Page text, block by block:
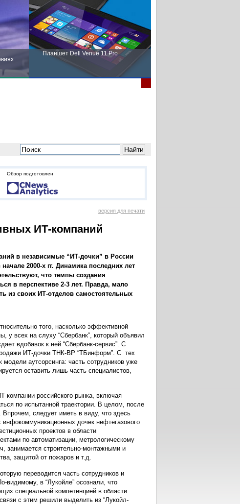
Планшет Dell Venue 11 Pro
Обзор подготовлен
версия для печати
ИТ-компаний
в независимые “ИТ-дочки” в России
2000-х гг. Динамика последних лет
что темпы создания
в перспективе 2-3 лет. Правда, мало
из своих ИТ-отделов самостоятельных
того, насколько эффективной
у всех на слуху “Сбербанк”, который объявил
вдобавок к ней “Сбербанк-сервис”. С
ИТ-дочки ТНК-BP “ТБинформ”. С тех
аутсорсинга: часть сотрудников уже
оставить лишь часть специалистов,
компании российского рынка, включая
по испытанной траектории. В целом, после
Впрочем, следует иметь в виду, что здесь
инфокоммуникационных дочек нефтегазового
проектов в области
по автоматизации, метрологическому
занимается строительно-монтажными и
защитой от пожаров и т.д.
переводится часть сотрудников и
видимому, в “Лукойле” осознали, что
специальной компетенцией в области
с этим решили выделить из “Лукойл-